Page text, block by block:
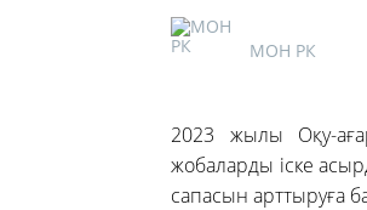
МОН РК
2023 жылы Оқу-
жобаларды іске
сапасын арттыруға